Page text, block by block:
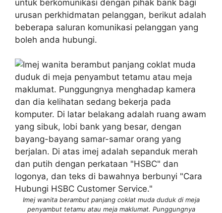
untuk berkomunikasi dengan pihak bank bagi
urusan perkhidmatan pelanggan, berikut adalah
beberapa saluran komunikasi pelanggan yang
boleh anda hubungi.
Imej wanita berambut panjang coklat muda duduk di meja
penyambut tetamu atau meja maklumat. Punggungnya